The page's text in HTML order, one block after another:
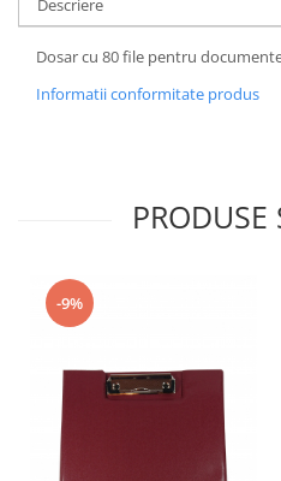
Descriere
Dosar cu 80 file pentru
Informatii conformitate produs
PRODUSE
-9%